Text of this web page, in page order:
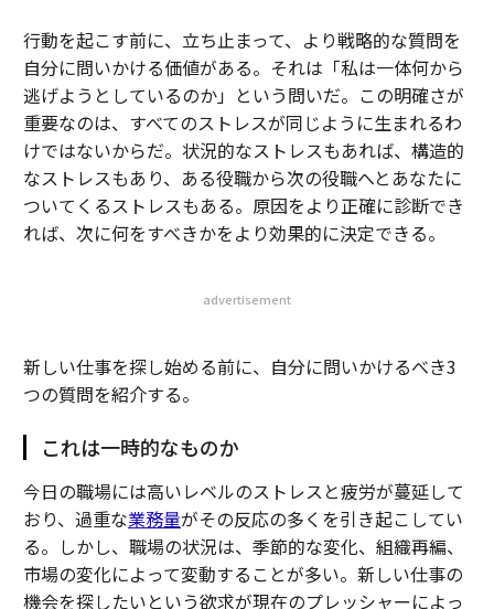
行動を起こす前に、立ち止まって、より戦略的な質問を
自分に問いかける価値がある。それは「私は一体何から
逃げようとしているのか」という問いだ。この明確さが
重要なのは、すべてのストレスが同じように生まれるわ
けではないからだ。状況的なストレスもあれば、構造的
なストレスもあり、ある役職から次の役職へとあなたに
ついてくるストレスもある。原因をより正確に診断でき
れば、次に何をすべきかをより効果的に決定できる。
advertisement
新しい仕事を探し始める前に、自分に問いかけるべき3
つの質問を紹介する。
これは一時的なものか
今日の職場には高いレベルのストレスと疲労が蔓延して
おり、過重な業務量がその反応の多くを引き起こしてい
る。しかし、職場の状況は、季節的な変化、組織再編、
市場の変化によって変動することが多い。新しい仕事の
機会を探したいという欲求が現在のプレッシャーによっ